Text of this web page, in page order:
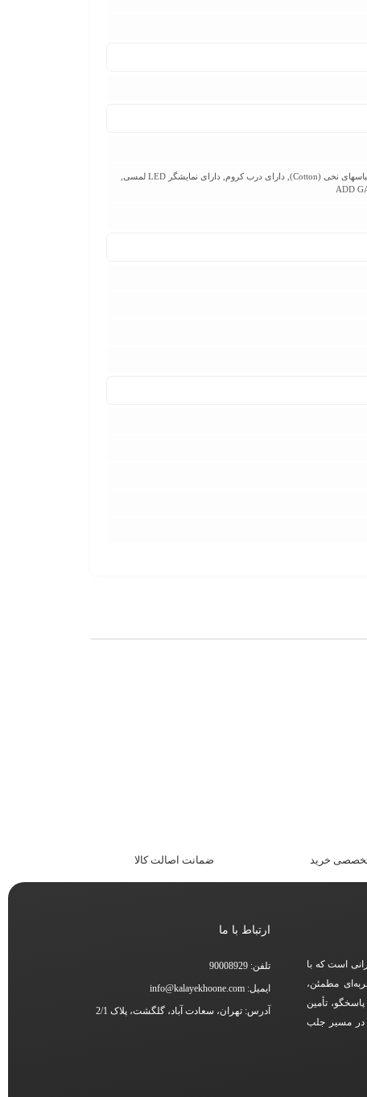
برنامه خاص شستشوی لباس‌های رنگی (Colors), برنامه شستشوی خودکار دیگDRUM CLEAN, برنامه شستشوی مخصوص لباسهای نخی (Cotton), دارای درب کروم, دارای نمایشگر LED لمسی,
خرید ضمانت اصالت کالا
است که با
مطمئن،
تأمین
در مسیر جلب
ارتباط با ما
تلفن: 90008929
ایمیل: info@kalayekhoone.com
آدرس: تهران، سعادت آباد، گلگشت، پلاک 2/1